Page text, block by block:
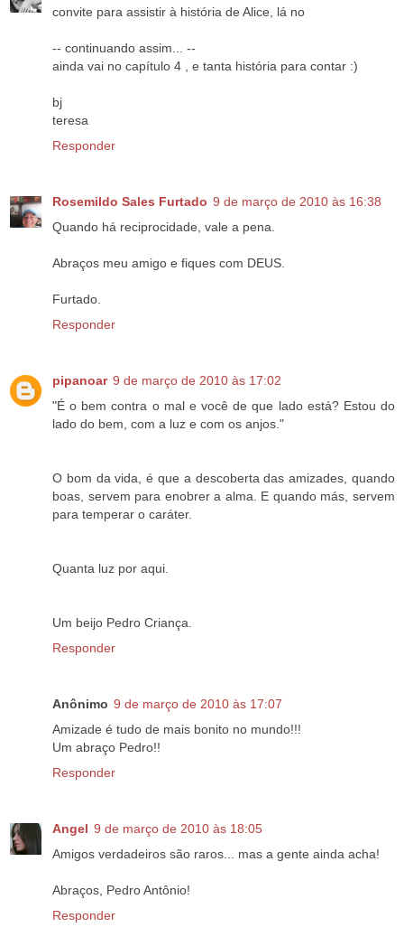
convite para assistir à história de Alice, lá no
-- continuando assim... --
ainda vai no capítulo 4 , e tanta história para contar :)
bj
teresa
Responder
Rosemildo Sales Furtado 9 de março de 2010 às 16:38
Quando há reciprocidade, vale a pena.
Abraços meu amigo e fiques com DEUS.
Furtado.
Responder
pipanoar 9 de março de 2010 às 17:02
"É o bem contra o mal e você de que lado está? Estou do
lado do bem, com a luz e com os anjos."
O bom da vida, é que a descoberta das amizades, quando
boas, servem para enobrer a alma. E quando más, servem
para temperar o caráter.
Quanta luz por aqui.
Um beijo Pedro Criança.
Responder
Anônimo 9 de março de 2010 às 17:07
Amizade é tudo de mais bonito no mundo!!!
Um abraço Pedro!!
Responder
Angel 9 de março de 2010 às 18:05
Amigos verdadeiros são raros... mas a gente ainda acha!
Abraços, Pedro Antônio!
Responder